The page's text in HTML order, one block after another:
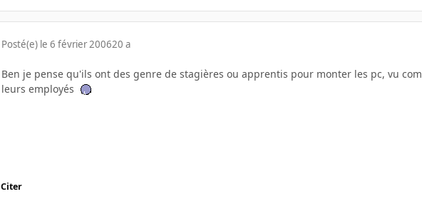
Posté(e) le 6 février 200620 a
Ben je pense qu'ils ont des genre de stagières ou apprentis pour monter les pc, vu
leurs employés
Citer